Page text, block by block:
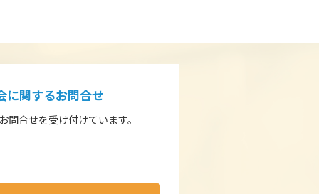
に関するお問合せ
問合せを受け付けています。